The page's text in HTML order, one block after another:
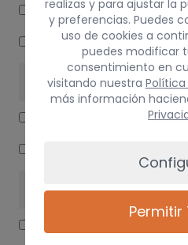
ABS
SERVOFRENO
SUSPENSIÃ“N / FRENOS
CARROCERÍA LATERALES
realizas y para ajustar la
y preferencias. Puedes
uso de cookies a
puedes modificar
consentimiento en
visitando nuestra Política
más información
Permitir